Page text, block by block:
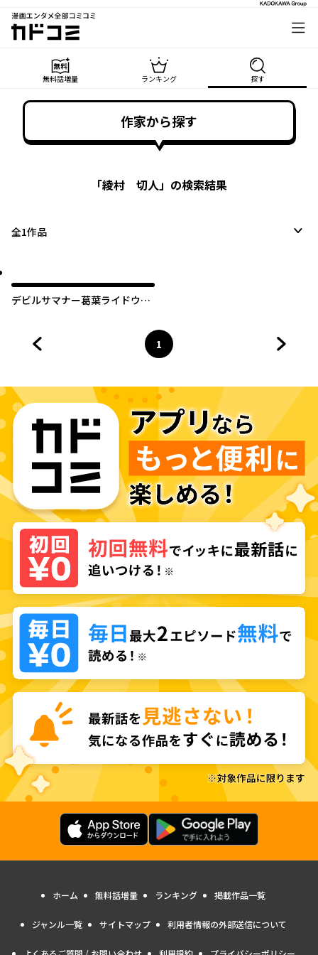
漫画エンタメ全部コミコミ
カドコミ
無料話増量 ランキング 探す
作家から探す
「綾村 切人」の検索結果
全1作品
デビルサマナー葛葉ライドウ対
ページ
1
へ
ホーム 無料話増量 ランキング 掲載作品一覧
ジャンル一覧 サイトマップ 利用者情報の外部送信について